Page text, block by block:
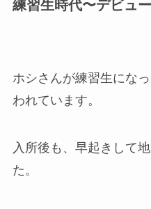
練習生時代〜デビュ
ホシさんが練習生にな
われています。
入所後も、早起きして
た。